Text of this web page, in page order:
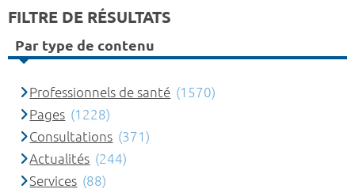
FILTRE DE RÉSULTATS
Par type de contenu
Professionnels de santé (1570)
Pages (1228)
Consultations (371)
Actualités (244)
Services (88)